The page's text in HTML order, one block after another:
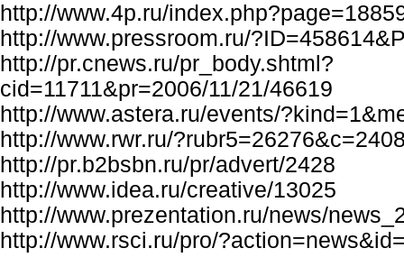
http://www.4p.ru/
http://www.pressroom.ru/
http://pr.cnews.ru/pr_body.shtml?
cid=11711&pr=2006/11/21/46619
http://www.astera.ru/events/
http://www.rwr.ru/
http://pr.b2bsbn.ru/pr/advert/2428
http://www.idea.ru/creative/13025
http://www.prezentation.ru/news/
http://www.rsci.ru/pro/